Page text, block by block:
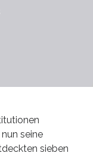
seine
sieben